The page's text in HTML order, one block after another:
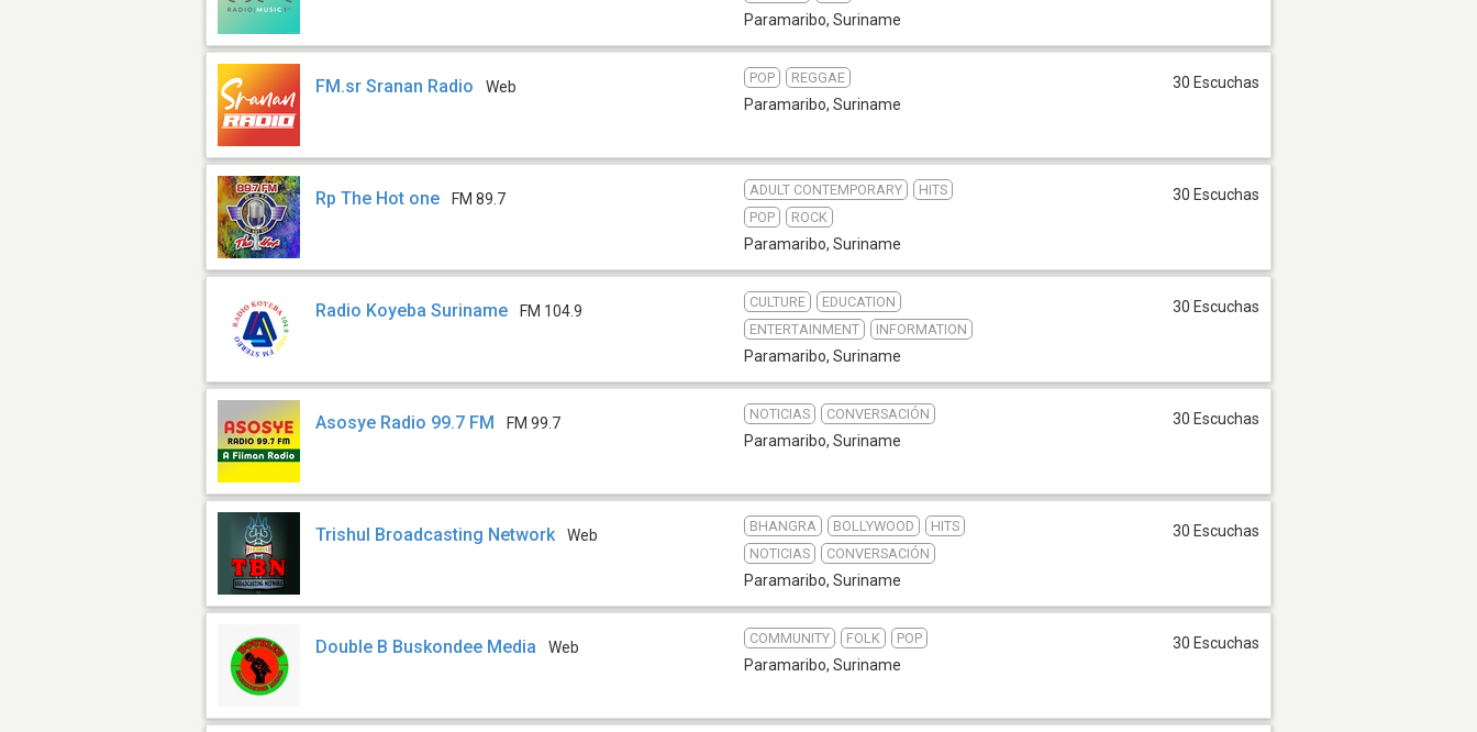
Paramaribo, Suriname
FM.sr Sranan Radio Web
POP REGGAE
Paramaribo, Suriname
30 Escuchas
Rp The Hot one FM 89.7
ADULT CONTEMPORARY
HITS
POP
ROCK
Paramaribo, Suriname
30 Escuchas
Radio Koyeba Suriname FM 104.9
CULTURE
EDUCATION
ENTERTAINMENT
INFORMATION
Paramaribo, Suriname
30 Escuchas
Asosye Radio 99.7 FM FM 99.7
NOTICIAS CONVERSACIÓN
Paramaribo, Suriname
30 Escuchas
Trishul Broadcasting Network Web
BHANGRA BOLLYWOOD
HITS
NOTICIAS
CONVERSACIÓN
Paramaribo, Suriname
30 Escuchas
Double B Buskondee Media Web
COMMUNITY FOLK POP
Paramaribo, Suriname
30 Escuchas